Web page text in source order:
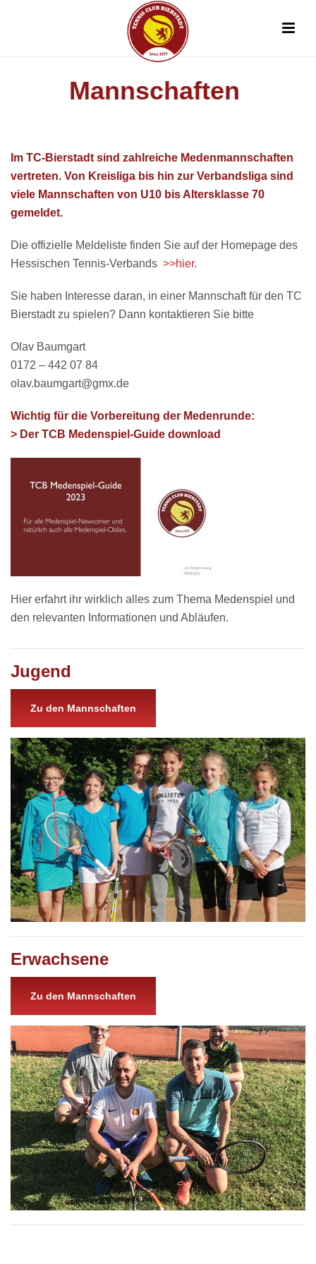
Mannschaften
Im TC-Bierstadt sind zahlreiche Medenmannschaften
vertreten. Von Kreisliga bis hin zur Verbandsliga sind
viele Mannschaften von U10 bis Altersklasse 70
gemeldet.
Die offizielle Meldeliste finden Sie auf der Homepage des
Hessischen Tennis-Verbands >>hier.
Sie haben Interesse daran, in einer Mannschaft für den TC
Bierstadt zu spielen? Dann kontaktieren Sie bitte
Olav Baumgart
0172 – 442 07 84
olav.baumgart@gmx.de
Wichtig für die Vorbereitung der Medenrunde:
> Der TCB Medenspiel-Guide download
Hier erfahrt ihr wirklich alles zum Thema Medenspiel und
den relevanten Informationen und Abläufen.
Jugend
Zu den Mannschaften
Erwachsene
Zu den Mannschaften